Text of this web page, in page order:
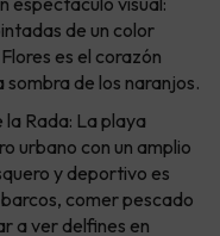
de un color
es el corazón
de los naranjos.
Rada: La playa
urbano con un amplio
y deportivo es
comer pescado
a ver delfines en